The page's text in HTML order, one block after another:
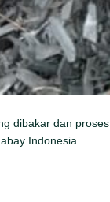
dibakar dan
Indonesia